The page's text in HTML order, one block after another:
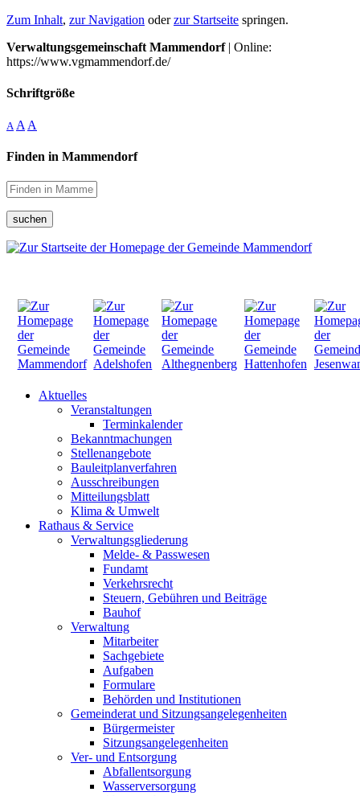
Zum Inhalt, zur Navigation oderzur Startseite springen.
Verwaltungsgemeinschaft Mammendorf| Online:
https://www.vgmammendorf.de/
Schriftgröße
A A A
Finden in Mammendorf
suchen
Aktuelles
Veranstaltungen
Terminkalender
Bekanntmachungen
Stellenangebote
Bauleitplanverfahren
Ausschreibungen
Mitteilungsblatt
Klima & Umwelt
Rathaus & Service
Verwaltungsgliederung
Melde- & Passwesen
Fundamt
Verkehrsrecht
Steuern, Gebühren und Beiträge
Bauhof
Verwaltung
Mitarbeiter
Sachgebiete
Aufgaben
Formulare
Behörden und Institutionen
Gemeinderat und Sitzungsangelegenheiten
Bürgermeister
Sitzungsangelegenheiten
Ver- und Entsorgung
Abfallentsorgung
Wasserversorgung